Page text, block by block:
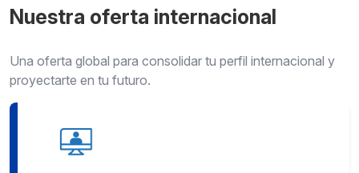
Nuestra oferta internacional
Una oferta global para consolidar tu perfil internacional y
proyectarte en tu futuro.